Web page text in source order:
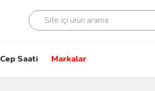
Cep Saati Markalar